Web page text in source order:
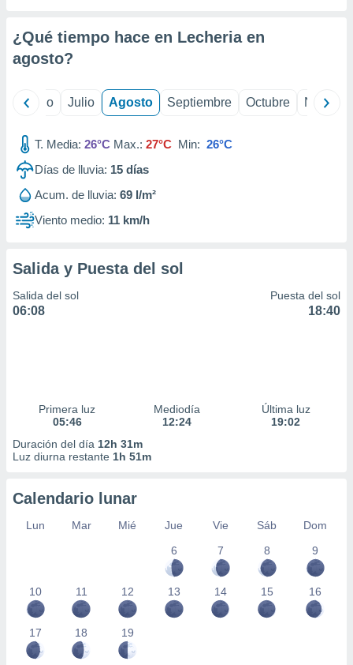
e
mediante
publicidad
publicidad
de
1199
¿Qué tiempo hace en Lecheria en
agosto?
Junio Julio Agosto Septiembre Octubre
T. Media: 26°C Max.: 27°C Min: 26°C
Días de lluvia: 15 días
Acum. de lluvia: 69 l/m²
Viento medio: 11 km/h
Salida y Puesta del sol
Salida del sol
06:08
Puesta del sol
18:40
Primera luz
05:46
Mediodía
12:24
Última luz
19:02
Duración del día 12h 31m
Luz diurna restante 1h 51m
Calendario lunar
Lun Mar Mié Jue Vie Sáb
Dom
6
7 8 9
10 11 12 13 14 15 16
17 18 19